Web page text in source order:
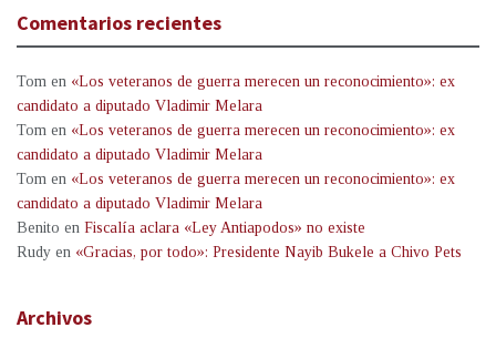
Comentarios recientes
Tom en «Los veteranos de guerra merecen un reconocimiento»: ex
candidato a diputado Vladimir Melara
Tom en «Los veteranos de guerra merecen un reconocimiento»: ex
candidato a diputado Vladimir Melara
Tom en «Los veteranos de guerra merecen un reconocimiento»: ex
candidato a diputado Vladimir Melara
Benito en Fiscalía aclara «Ley Antiapodos» no existe
Rudy en «Gracias, por todo»: Presidente Nayib Bukele a Chivo Pets
Archivos